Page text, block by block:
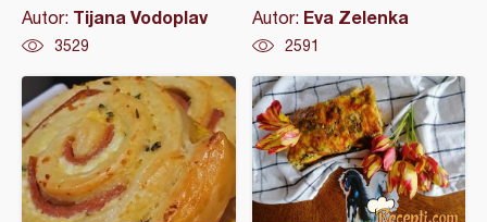
Autor: Tijana Vodoplav
3529
Autor: Eva Zelenka
2591